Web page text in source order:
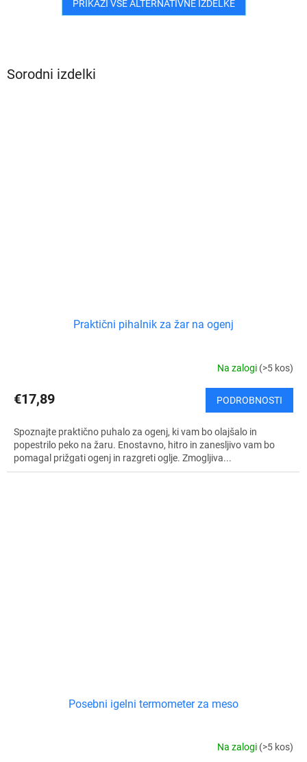
Sorodni izdelki
Praktični pihalnik za žar na ogenj
Na zalogi (>5 kos)
€17,89 PODROBNOSTI
Spoznajte praktično puhalo za ogenj, ki vam bo olajšalo in
popestrilo peko na žaru. Enostavno, hitro in zanesljivo vam bo
pomagal prižgati ogenj in razgreti oglje. Zmogljiva...
Posebni igelni termometer za meso
Na zalogi (>5 kos)
PRIKAŽI VSE ALTERNATIVNE IZDELKE